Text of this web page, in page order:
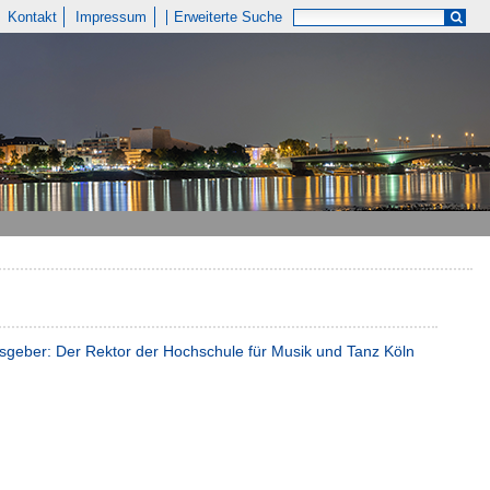
Kontakt Impressum Erweiterte Suche
Der Rektor der Hochschule für Musik und Tanz Köln